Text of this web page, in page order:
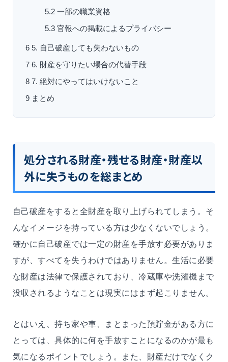
5.2 一部の職業資格
5.3 官報への掲載によるプライバシー
6 5. 自己破産しても失わないもの
7 6. 財産を守りたい場合の代替手段
8 7. 絶対にやってはいけないこと
9 まとめ
処分される財産・残せる財産・財産以
外に失うものを総まとめ
自己破産をすると全財産を取り上げられてしまう。そ
んなイメージを持っている方は少なくないでしょう。
確かに自己破産では一定の財産を手放す必要がありま
すが、すべてを失うわけではありません。生活に必要
な財産は法律で保護されており、冷蔵庫や洗濯機まで
没収されるようなことは現実にはまず起こりません。
とはいえ、持ち家や車、まとまった預貯金がある方に
とっては、具体的に何を手放すことになるのかが最も
気になるポイントでしょう。また、財産だけでなくク